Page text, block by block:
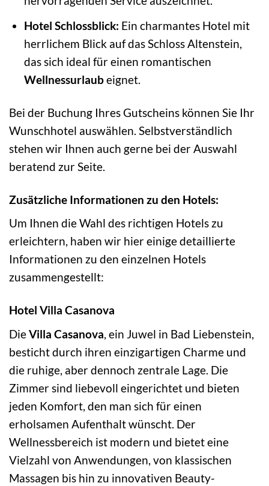
Hotel Schlossblick: Ein charmantes Hotel mit
herrlichem Blick auf das Schloss Altenstein,
das sich ideal für einen romantischen
Wellnessurlaubeignet.
Bei der Buchung Ihres Gutscheins können Sie Ihr
Wunschhotel auswählen. Selbstverständlich
stehen wir Ihnen auch gerne bei der Auswahl
beratend zur Seite.
Zusätzliche Informationen zu den Hotels:
Um Ihnen die Wahl des richtigen Hotels zu
erleichtern, haben wir hier einige detaillierte
Informationen zu den einzelnen Hotels
zusammengestellt:
Hotel Villa Casanova
DieVilla Casanova, ein Juwel in Bad Liebenstein,
besticht durch ihren einzigartigen Charme und
die ruhige, aber dennoch zentrale Lage. Die
Zimmer sind liebevoll eingerichtet und bieten
jeden Komfort, den man sich für einen
erholsamen Aufenthalt wünscht. Der
Wellnessbereich ist modern und bietet eine
Vielzahl von Anwendungen, von klassischen
Massagen bis hin zu innovativen Beauty-